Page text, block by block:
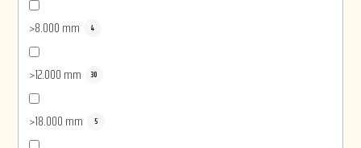
>8.000 mm 4
>12.000 mm 30
>18.000 mm 5